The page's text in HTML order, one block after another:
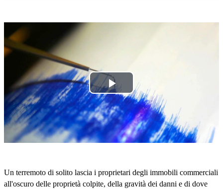
Play
Video
Un terremoto di solito lascia i proprietari degli immobili commerciali
all'oscuro delle proprietà colpite, della gravità dei danni e di dove